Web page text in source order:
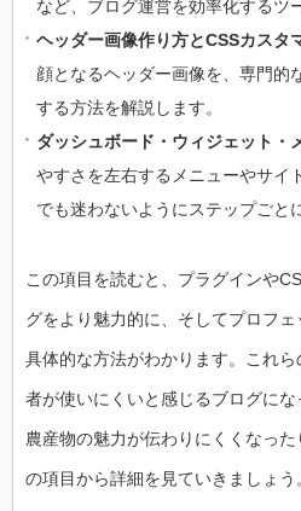
など、ブログ運営を効率化するツ
ヘッダー画像作り方とCSSカスタ
顔となるヘッダー画像を、専門的
する方法を解説します。
ダッシュボード・ウィジェット・
やすさを左右するメニューやサイ
でも迷わないようにステップごと
この項目を読むと、プラグインや
グをより魅力的に、そしてプロフ
具体的な方法がわかります。これ
者が使いにくいと感じるブログに
農産物の魅力が伝わりにくくなっ
の項目から詳細を見ていきましょう